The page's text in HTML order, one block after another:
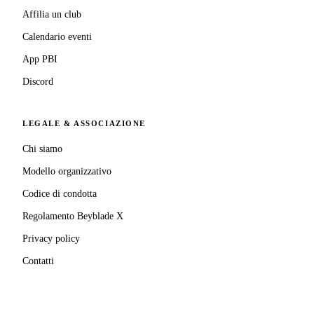
Affilia un club
Calendario eventi
App PBI
Discord
LEGALE & ASSOCIAZIONE
Chi siamo
Modello organizzativo
Codice di condotta
Regolamento Beyblade X
Privacy policy
Contatti